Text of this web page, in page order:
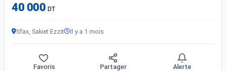
40 000 DT
Sfax, Sakiet Ezzit Il y a 1 mois
Favoris Partager Alerte